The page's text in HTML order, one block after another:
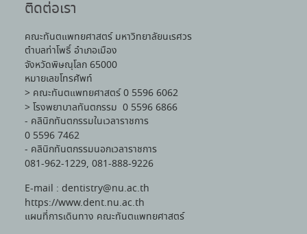
ติดต่อเรา
คณะทันตแพทยศาสตร์ มหาวิทยาลัยนเรศวร
ตำบลท่าโพธิ์ อำเภอเมือง
จังหวัดพิษณุโลก 65000
หมายเลขโทรศัพท์
> คณะทันตแพทยศาสตร์ 0 5596 6062
> โรงพยาบาลทันตกรรม 0 5596 6866
- คลินิกทันตกรรมในเวลาราชการ
0 5596 7462
- คลินิกทันตกรรมนอกเวลาราชการ
081-962-1229, 081-888-9226
E-mail : dentistry@nu.ac.th
https://www.dent.nu.ac.th
แผนที่การเดินทาง คณะทันตแพทยศาสตร์